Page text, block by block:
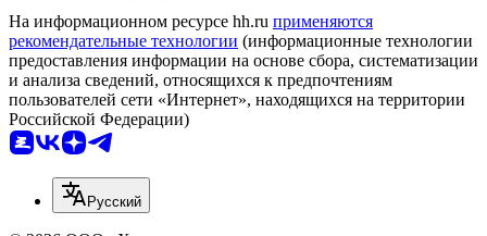
На информационном ресурсе hh.ru применяются
рекомендательные технологии (информационные технологии
предоставления информации на основе сбора, систематизации
и анализа сведений, относящихся к предпочтениям
пользователей сети «Интернет», находящихся на территории
Российской Федерации)
Русский